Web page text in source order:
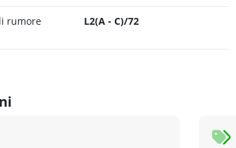
rumore
L2(A - C)/72